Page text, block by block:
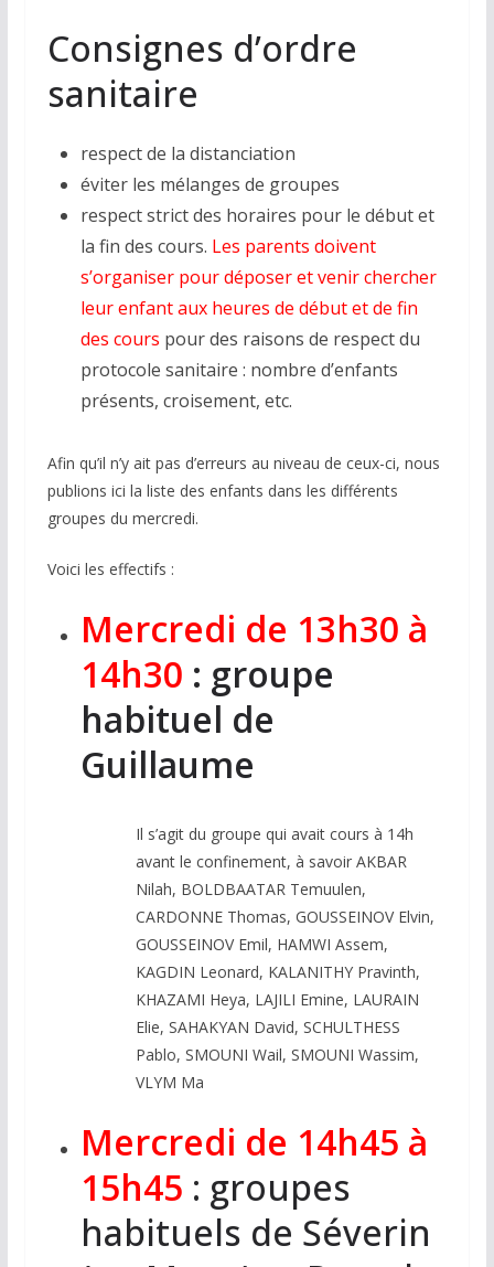
Consignes d’ordre
sanitaire
respect de la distanciation
éviter les mélanges de groupes
respect strict des horaires pour le début et
la fin des cours. Les parents doivent
s’organiser pour déposer et venir chercher
leur enfant aux heures de début et de fin
des cours pour des raisons de respect du
protocole sanitaire : nombre d’enfants
présents, croisement, etc.
Afin qu’il n’y ait pas d’erreurs au niveau de ceux-ci, nous
publions ici la liste des enfants dans les différents
groupes du mercredi.
Voici les effectifs :
Mercredi de 13h30 à
14h30 : groupe
habituel de
Guillaume
Il s’agit du groupe qui avait cours à 14h
avant le confinement, à savoir AKBAR
Nilah, BOLDBAATAR Temuulen,
CARDONNE Thomas, GOUSSEINOV Elvin,
GOUSSEINOV Emil, HAMWI Assem,
KAGDIN Leonard, KALANITHY Pravinth,
KHAZAMI Heya, LAJILI Emine, LAURAIN
Elie, SAHAKYAN David, SCHULTHESS
Pablo, SMOUNI Wail, SMOUNI Wassim,
VLYM Ma
Mercredi de 14h45 à
15h45 : groupes
habituels de Séverin